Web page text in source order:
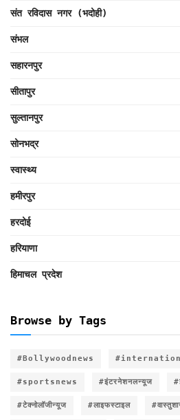
संत रविदास नगर (भदोही)
संभल
सहारनपुर
सीतापुर
सुल्तानपुर
सोनभद्र
स्वास्थ्य
हमीरपुर
हरदोई
हरियाणा
हिमाचल प्रदेश
Browse by Tags
#Bollywoodnews
#sportsnews #इंटरनेशनलन्यूज
#टेक्नोलॉजीन्यूज #लाइफस्टाइल